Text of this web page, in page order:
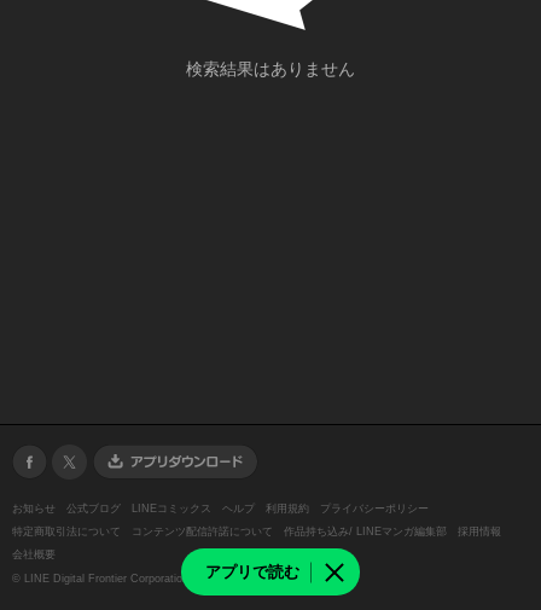
アプリで読む
検索結果はありません
お知らせ 公式ブログ LINEコミックス ヘルプ 利用規約
プライバシーポリシー
特定商取引法について
コンテンツ配信許諾について 作品持ち込み/ LINEマンガ編集部
採用情報
会社概要
© LINE Digital Frontier Corporation